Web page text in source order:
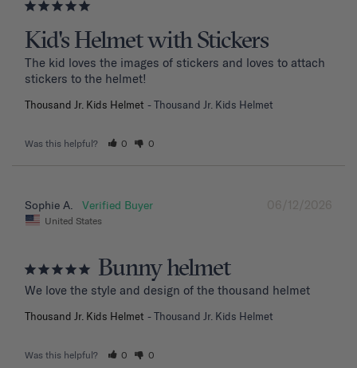
Kid's Helmet with Stickers
The kid loves the images of stickers and loves to attach
stickers to the helmet!
Thousand Jr. Kids Helmet Thousand Jr. Kids Helmet
Was this helpful? 0 0
06/12/2026
Sophie A.
United States
Bunny helmet
We love the style and design of the thousand helmet
Thousand Jr. Kids Helmet Thousand Jr. Kids Helmet
Was this helpful? 0 0